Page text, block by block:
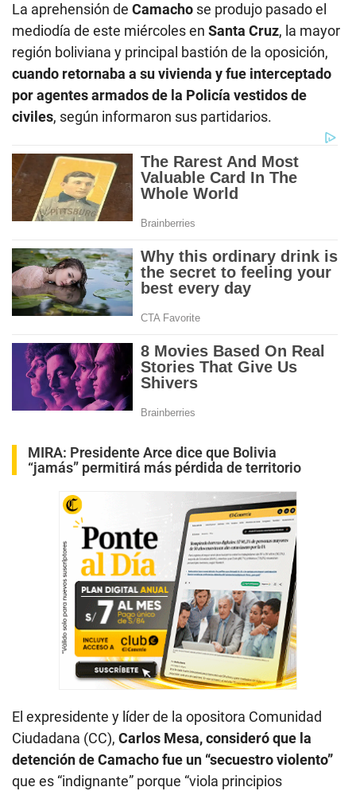
La aprehensión de Camacho se produjo pasado el
mediodía de este miércoles en Santa Cruz, la mayor
región boliviana y principal bastión de la oposición,
cuando retornaba a su vivienda y fue interceptado
por agentes armados de la Policía vestidos de
civiles, según informaron sus partidarios.
MIRA: Presidente Arce dice que Bolivia
“jamás” permitirá más pérdida de territorio
El expresidente y líder de la opositora Comunidad
Ciudadana (CC), Carlos Mesa, consideró que la
detención de Camacho fue un “secuestro violento”
que es “indignante” porque “viola principios